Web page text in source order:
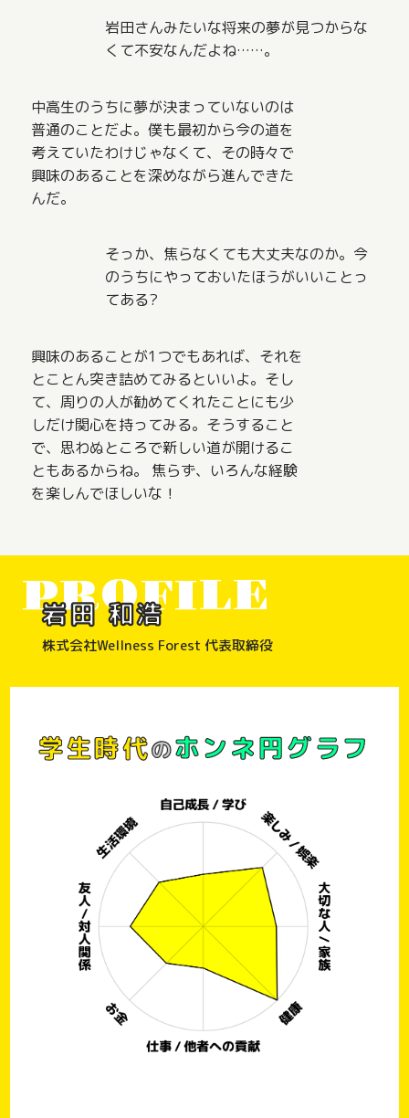
岩田さんみたいな将来の夢が見つからな
くて不安なんだよね……。
中高生のうちに夢が決まっていないのは
普通のことだよ。僕も最初から今の道を
考えていたわけじゃなくて、その時々で
興味のあることを深めながら進んできた
んだ。
そっか、焦らなくても大丈夫なのか。今
のうちにやっておいたほうがいいことっ
てある?
興味のあることが1つでもあれば、それを
とことん突き詰めてみるといいよ。そし
て、周りの人が勧めてくれたことにも少
しだけ関心を持ってみる。そうすること
で、思わぬところで新しい道が開けるこ
ともあるからね。 焦らず、いろんな経験
を楽しんでほしいな！
PROFILE
岩田 和浩
株式会社Wellness Forest 代表取締役
学生時代のホンネ円グラフ